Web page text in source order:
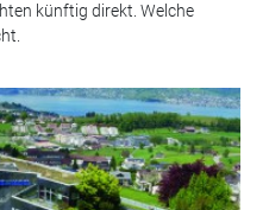
künftig direkt. Welche